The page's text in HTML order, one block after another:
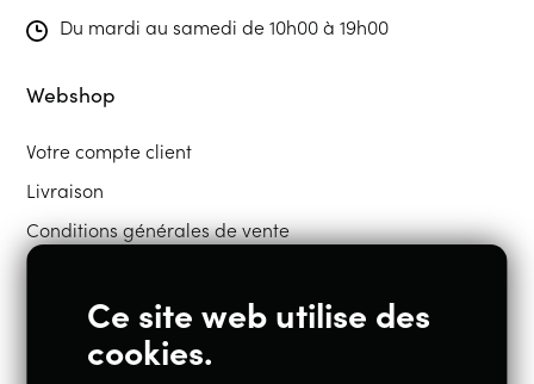
Du mardi au samedi de 10h00 à 19h00
Webshop
Votre compte client
Livraison
Conditions générales de vente
Restons en contact
Ce site web utilise des
cookies.